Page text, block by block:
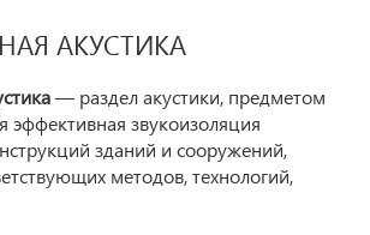
АКУСТИКА
— раздел акустики, предметом
эффективная звукоизоляция
зданий и сооружений,
методов, технологий,